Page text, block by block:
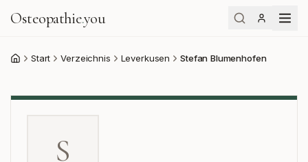
Osteopathie.you
Start Start Verzeichnis Leverkusen Stefan Blumenhofen
S